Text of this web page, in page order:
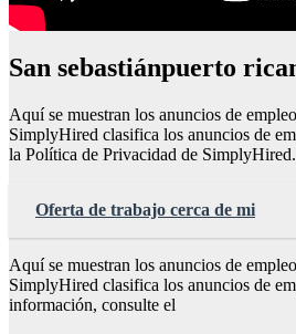
San sebastiánpuerto
Aquí se muestran los anuncios de
SimplyHired clasifica los anuncios de
la Política de Privacidad de SimplyHired.
Oferta de trabajo cerca de mi
Aquí se muestran los anuncios de
SimplyHired clasifica los anuncios de
información, consulte el